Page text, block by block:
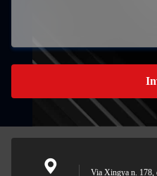
Via Xingya n. 178,